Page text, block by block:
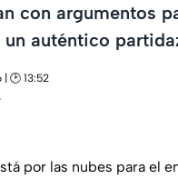
con argumentos
auténtico
🕑 13:52
por las nubes para el